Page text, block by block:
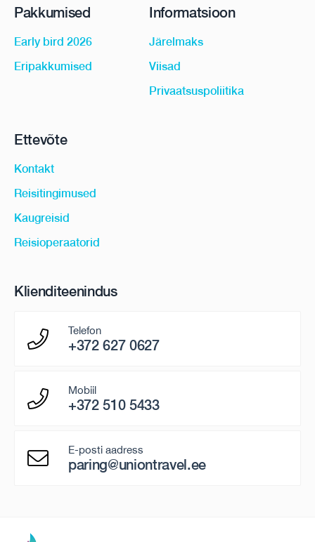
Pakkumised
Early bird 2026
Eripakkumised
Informatsioon
Järelmaks
Viisad
Privaatsuspoliitika
Ettevõte
Kontakt
Reisitingimused
Kaugreisid
Reisioperaatorid
Klienditeenindus
Telefon
+372 627 0627
Mobiil
+372 510 5433
E-posti aadress
paring@uniontravel.ee